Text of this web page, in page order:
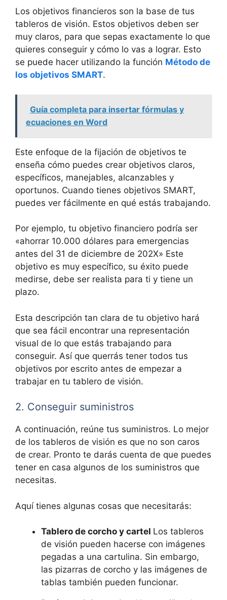
Los objetivos financieros son la base de tus
tableros de visión. Estos objetivos deben ser
muy claros, para que sepas exactamente lo que
quieres conseguir y cómo lo vas a lograr. Esto
se puede hacer utilizando la función Método de
los objetivos SMART.
Guía completa para insertar fórmulas y
ecuaciones en Word
Este enfoque de la fijación de objetivos te
enseña cómo puedes crear objetivos claros,
específicos, manejables, alcanzables y
oportunos. Cuando tienes objetivos SMART,
puedes ver fácilmente en qué estás trabajando.
Por ejemplo, tu objetivo financiero podría ser
«ahorrar 10.000 dólares para emergencias
antes del 31 de diciembre de 202X» Este
objetivo es muy específico, su éxito puede
medirse, debe ser realista para ti y tiene un
plazo.
Esta descripción tan clara de tu objetivo hará
que sea fácil encontrar una representación
visual de lo que estás trabajando para
conseguir. Así que querrás tener todos tus
objetivos por escrito antes de empezar a
trabajar en tu tablero de visión.
2. Conseguir suministros
A continuación, reúne tus suministros. Lo mejor
de los tableros de visión es que no son caros
de crear. Pronto te darás cuenta de que puedes
tener en casa algunos de los suministros que
necesitas.
Aquí tienes algunas cosas que necesitarás:
Tablero de corcho y cartel Los tableros
de visión pueden hacerse con imágenes
pegadas a una cartulina. Sin embargo,
las pizarras de corcho y las imágenes de
tablas también pueden funcionar.